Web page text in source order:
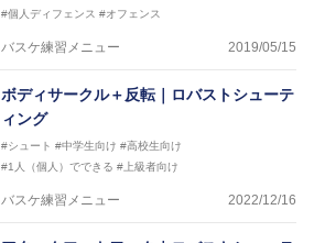
#個人ディフェンス #オフェンス
バスケ練習メニュー 2019/05/15
ボディサークル＋反転｜ロバストシューテ
ィング
#シュート #中学生向け #高校生向け
#1人（個人）でできる #上級者向け
バスケ練習メニュー 2022/12/16